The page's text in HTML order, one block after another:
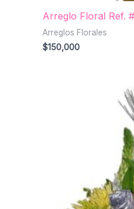
Arreglo Floral Ref.
Arreglos Florales
$150,000